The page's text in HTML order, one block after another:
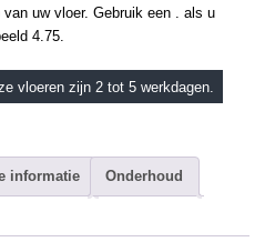
uw vloer. Gebruik een . als u
4.75.
vloeren zijn 2 tot 5 werkdagen.
informatie Onderhoud